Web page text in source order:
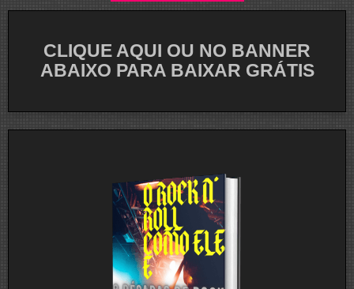
CLIQUE AQUI OU NO BANNER
ABAIXO PARA BAIXAR GRÁTIS